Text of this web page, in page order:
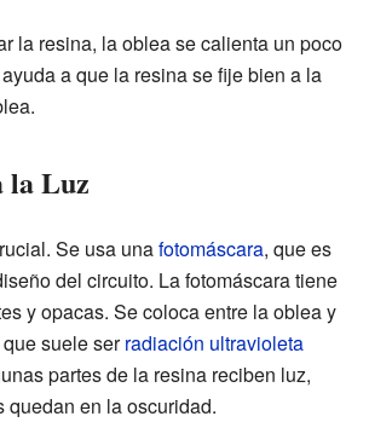
la resina, la oblea se calienta un poco
a que la resina se fije bien a la
la Luz
Se usa unafotomáscara, que es
del circuito. La fotomáscara tiene
y opacas. Se coloca entre la oblea y
que suele serradiación ultravioleta
partes de la resina reciben luz,
quedan en la oscuridad.